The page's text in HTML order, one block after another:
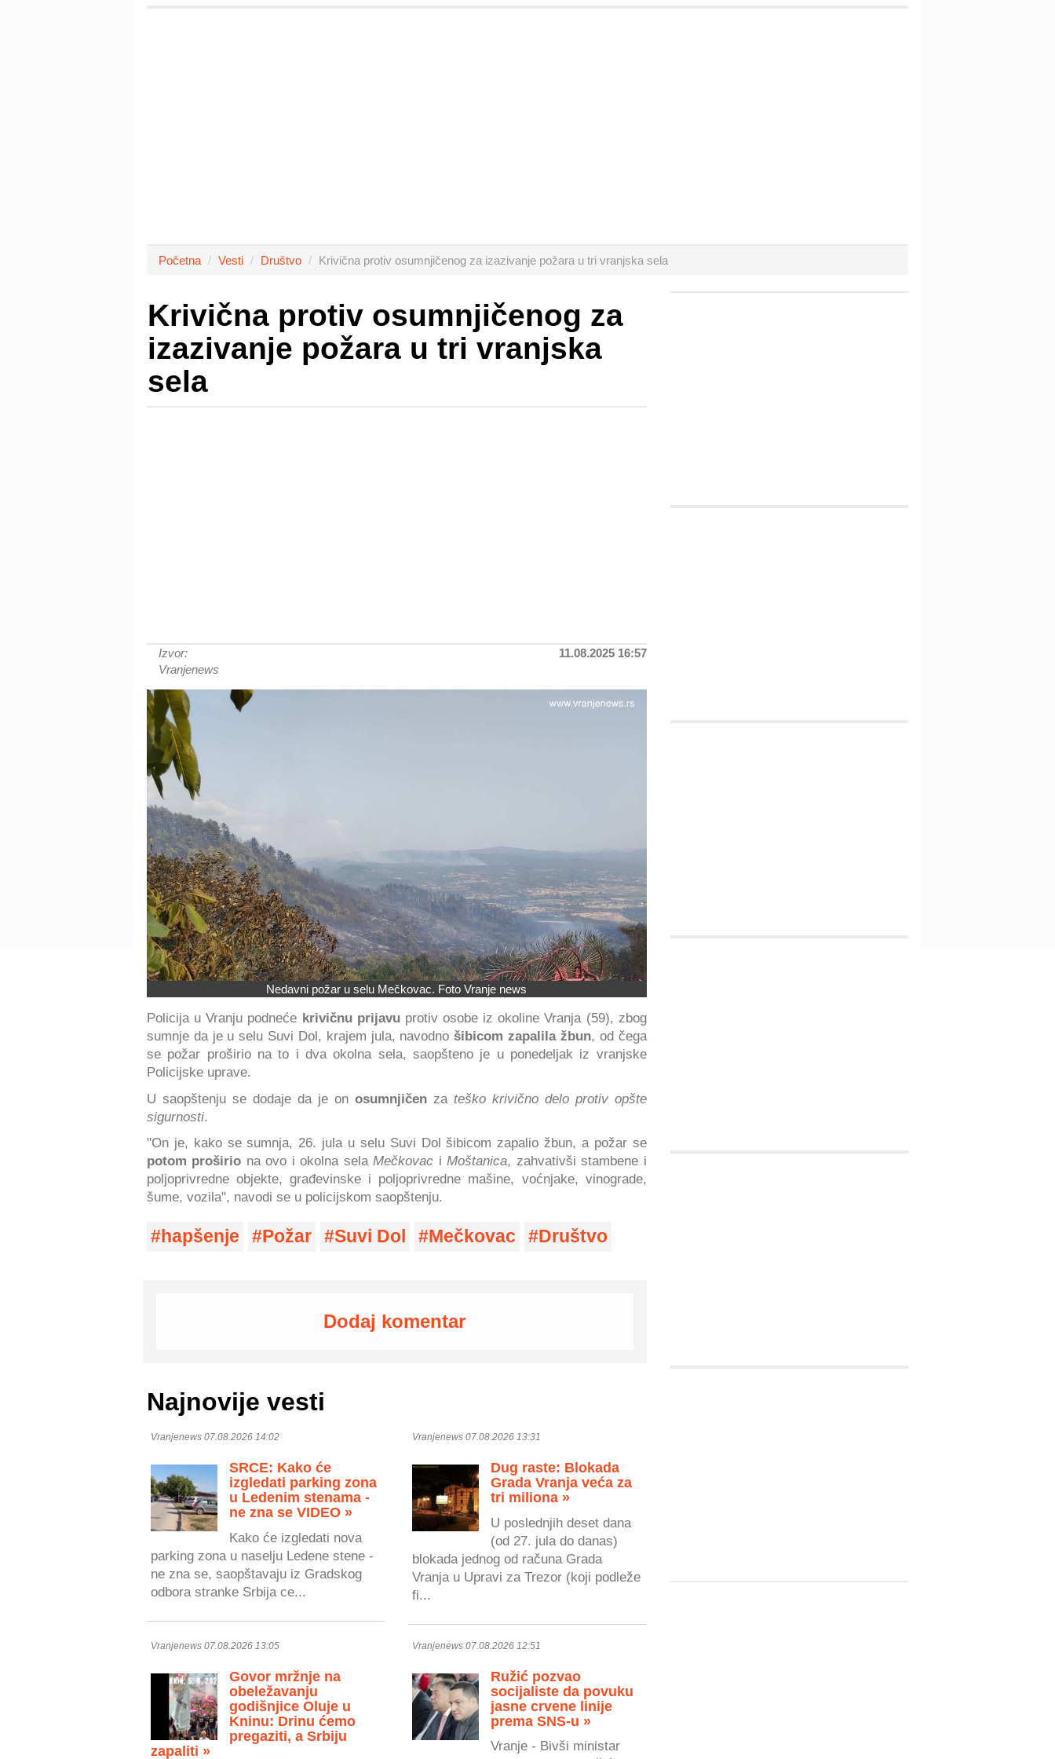
Početna Vesti Društvo Krivična protiv osumnjičenog za izazivanje požara u tri vranjska sela
Krivična protiv osumnjičenog za
izazivanje požara u tri vranjska
sela
Izvor:
Vranjenews
11.08.2025 16:57
Nedavni požar u selu Mečkovac. Foto Vranje news
Policija u Vranju podneće krivičnu prijavuprotiv osobe iz okoline Vranja (59), zbog
sumnje da je u selu Suvi Dol, krajem jula, navodnošibicom zapalila žbun, od čega
se požar proširio na to i dva okolna sela, saopšteno je u ponedeljak iz vranjske
Policijske uprave.
U saopštenju se dodaje da je on osumnjičenza teško krivično delo protiv opšte
sigurnosti.
"On je, kako se sumnja, 26. jula u selu Suvi Dol šibicom zapalio žbun, a požar se
potom proširio na ovo i okolna selaMečkovac iMoštanica, zahvativši stambene i
poljoprivredne objekte, građevinske i poljoprivredne mašine, voćnjake, vinograde,
šume, vozila", navodi se u policijskom saopštenju.
hapšenje Požar Suvi Dol Mečkovac Društvo
Dodaj komentar
Najnovije vesti
Vranjenews 07.08.2026 14:02
SRCE: Kako će
izgledati parking zona
u Ledenim stenama -
ne zna se VIDEO »
Kako će izgledati nova
parking zona u naselju Ledene stene -
ne zna se, saopštavaju iz Gradskog
odbora stranke Srbija ce...
Vranjenews 07.08.2026 13:31
Dug raste: Blokada
Grada Vranja veća za
tri miliona »
U poslednjih deset dana
(od 27. jula do danas)
blokada jednog od računa Grada
Vranja u Upravi za Trezor (koji podleže
fi...
Vranjenews 07.08.2026 13:05
Govor mržnje na
obeležavanju
godišnjice Oluje u
Kninu: Drinu ćemo
pregaziti, a Srbiju
zapaliti »
Vranjenews 07.08.2026 12:51
Ružić pozvao
socijaliste da povuku
jasne crvene linije
prema SNS-u »
Vranje - Bivši ministar